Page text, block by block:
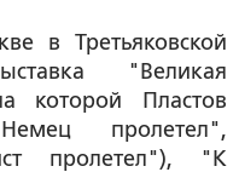
в Третьяковской
"Великая
которой Пластов
пролетел",
пролетел"), "К